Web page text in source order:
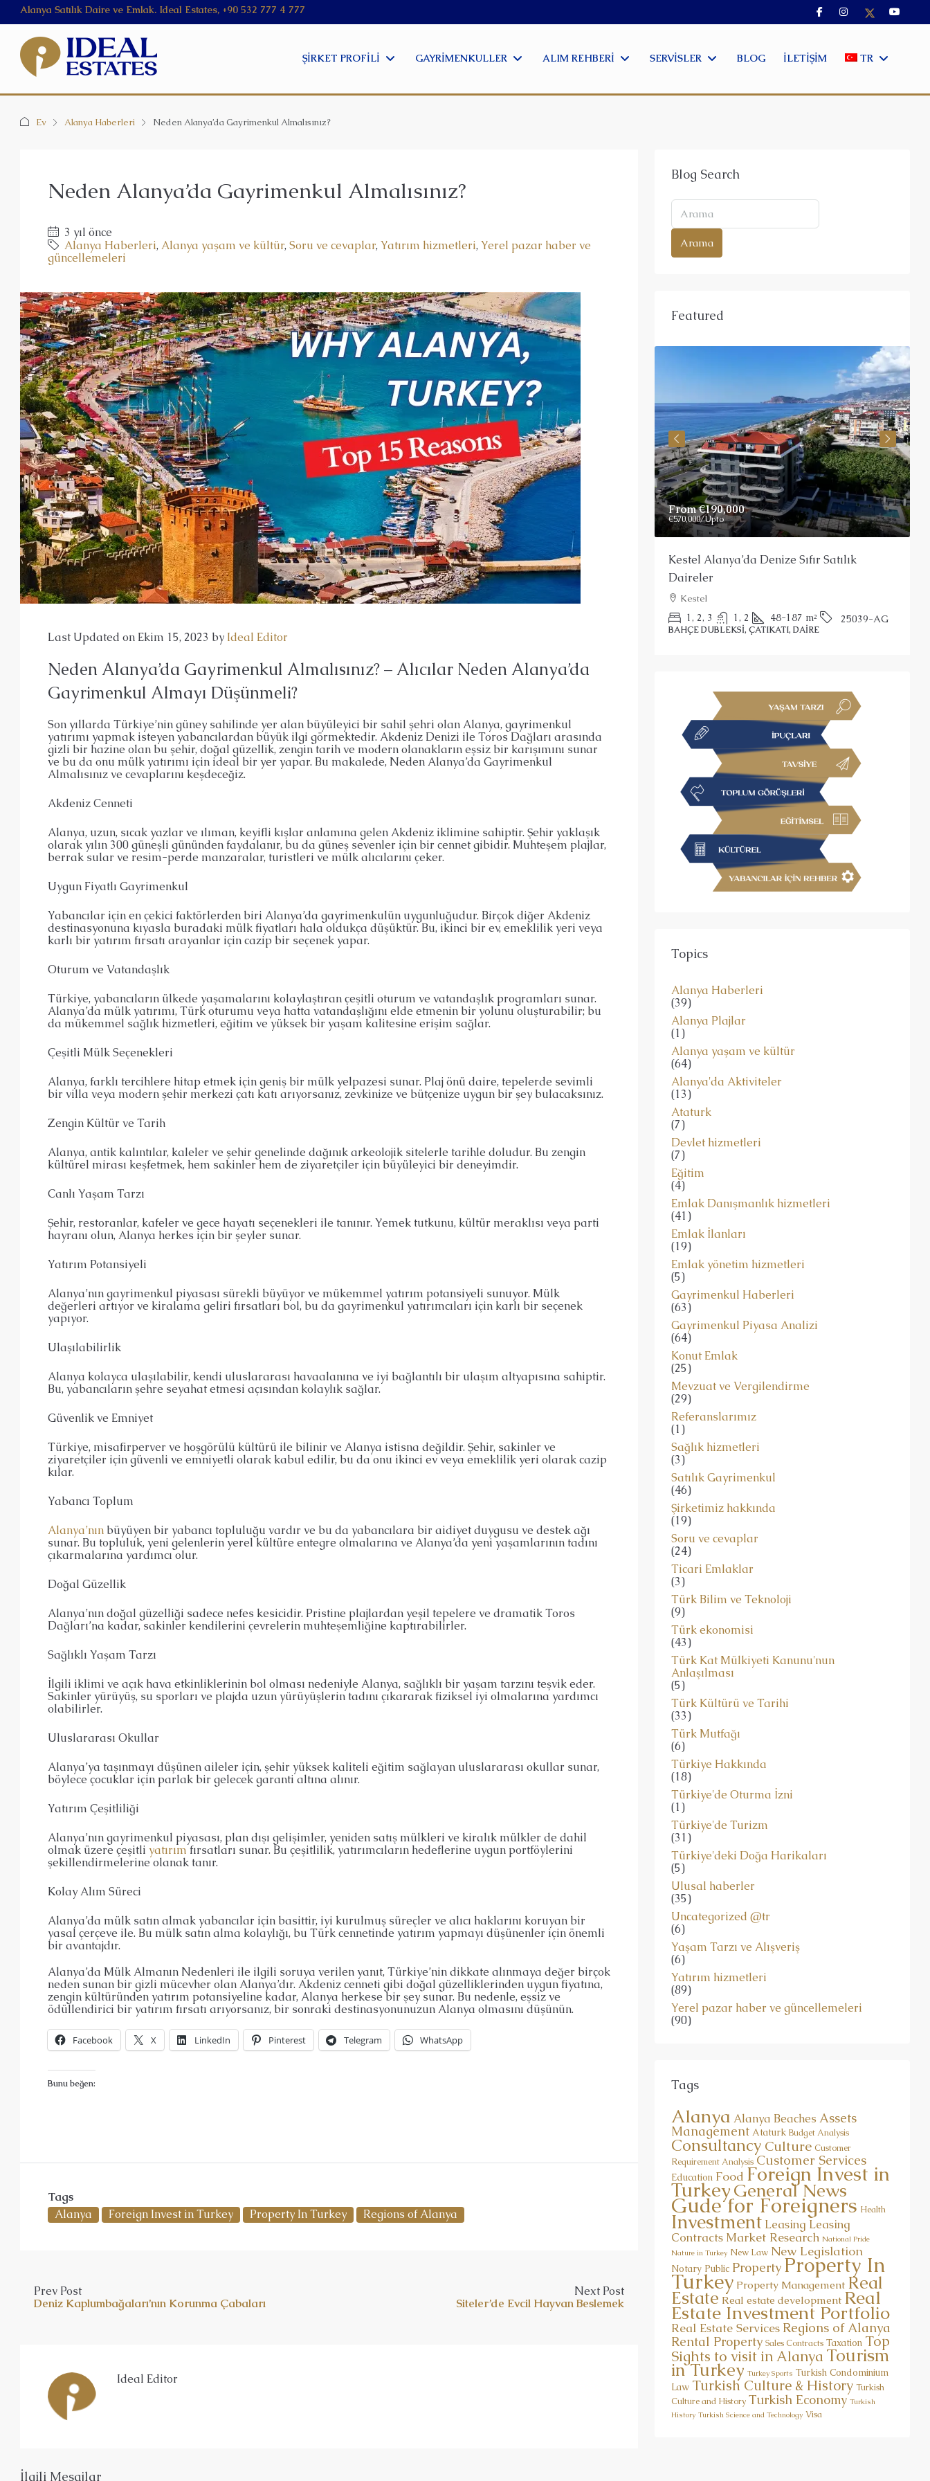
Alanya Satılık Daire ve Emlak. Ideal Estates, +90 532 777 4 777
ŞIRKET PROFILI GAYRIMENKULLER ALIM REHBERI SERVISLER BLOG İLETIŞIM TR
Ev Alanya Haberleri Neden Alanya’da Gayrimenkul Almalısınız?
Neden Alanya’da Gayrimenkul Almalısınız?
3 yıl önce
Alanya Haberleri, Alanya yaşam ve kültür, Soru ve cevaplar, Yatırım hizmetleri, Yerel pazar haber ve
güncellemeleri
Last Updated on Ekim 15, 2023 by Ideal Editor
Neden Alanya’da Gayrimenkul Almalısınız? – Alıcılar Neden Alanya’da
Gayrimenkul Almayı Düşünmeli?
Son yıllarda Türkiye’nin güney sahilinde yer alan büyüleyici bir sahil şehri olan Alanya, gayrimenkul
yatırımı yapmak isteyen yabancılardan büyük ilgi görmektedir. Akdeniz Denizi ile Toros Dağları arasında
gizli bir hazine olan bu şehir, doğal güzellik, zengin tarih ve modern olanakların eşsiz bir karışımını sunar
ve bu da onu mülk yatırımı için ideal bir yer yapar. Bu makalede, Neden Alanya’da Gayrimenkul
Almalısınız ve cevaplarını keşdeceğiz.
Akdeniz Cenneti
Alanya, uzun, sıcak yazlar ve ılıman, keyifli kışlar anlamına gelen Akdeniz iklimine sahiptir. Şehir yaklaşık
olarak yılın 300 güneşli gününden faydalanır, bu da güneş sevenler için bir cennet gibidir. Muhteşem plajlar,
berrak sular ve resim-perde manzaralar, turistleri ve mülk alıcılarını çeker.
Uygun Fiyatlı Gayrimenkul
Yabancılar için en çekici faktörlerden biri Alanya’da gayrimenkulün uygunluğudur. Birçok diğer Akdeniz
destinasyonuna kıyasla buradaki mülk fiyatları hala oldukça düşüktür. Bu, ikinci bir ev, emeklilik yeri veya
karlı bir yatırım fırsatı arayanlar için cazip bir seçenek yapar.
Oturum ve Vatandaşlık
Türkiye, yabancıların ülkede yaşamalarını kolaylaştıran çeşitli oturum ve vatandaşlık programları sunar.
Alanya’da mülk yatırımı, Türk oturumu veya hatta vatandaşlığını elde etmenin bir yolunu oluşturabilir; bu
da mükemmel sağlık hizmetleri, eğitim ve yüksek bir yaşam kalitesine erişim sağlar.
Çeşitli Mülk Seçenekleri
Alanya, farklı tercihlere hitap etmek için geniş bir mülk yelpazesi sunar. Plaj önü daire, tepelerde sevimli
bir villa veya modern şehir merkezi çatı katı arıyorsanız, zevkinize ve bütçenize uygun bir şey bulacaksınız.
Zengin Kültür ve Tarih
Alanya, antik kalıntılar, kaleler ve şehir genelinde dağınık arkeolojik sitelerle tarihle doludur. Bu zengin
kültürel mirası keşfetmek, hem sakinler hem de ziyaretçiler için büyüleyici bir deneyimdir.
Canlı Yaşam Tarzı
Şehir, restoranlar, kafeler ve gece hayatı seçenekleri ile tanınır. Yemek tutkunu, kültür meraklısı veya parti
hayranı olun, Alanya herkes için bir şeyler sunar.
Yatırım Potansiyeli
Alanya’nın gayrimenkul piyasası sürekli büyüyor ve mükemmel yatırım potansiyeli sunuyor. Mülk
değerleri artıyor ve kiralama geliri fırsatları bol, bu da gayrimenkul yatırımcıları için karlı bir seçenek
yapıyor.
Ulaşılabilirlik
Alanya kolayca ulaşılabilir, kendi uluslararası havaalanına ve iyi bağlantılı bir ulaşım altyapısına sahiptir.
Bu, yabancıların şehre seyahat etmesi açısından kolaylık sağlar.
Güvenlik ve Emniyet
Türkiye, misafirperver ve hoşgörülü kültürü ile bilinir ve Alanya istisna değildir. Şehir, sakinler ve
ziyaretçiler için güvenli ve emniyetli olarak kabul edilir, bu da onu ikinci ev veya emeklilik yeri olarak cazip
kılar.
Yabancı Toplum
Alanya’nın büyüyen bir yabancı topluluğu vardır ve bu da yabancılara bir aidiyet duygusu ve destek ağı
sunar. Bu topluluk, yeni gelenlerin yerel kültüre entegre olmalarına ve Alanya’da yeni yaşamlarının tadını
çıkarmalarına yardımcı olur.
Doğal Güzellik
Alanya’nın doğal güzelliği sadece nefes kesicidir. Pristine plajlardan yeşil tepelere ve dramatik Toros
Dağları’na kadar, sakinler kendilerini çevrelerin muhteşemliğine kaptırabilirler.
Sağlıklı Yaşam Tarzı
İlgili iklimi ve açık hava etkinliklerinin bol olması nedeniyle Alanya, sağlıklı bir yaşam tarzını teşvik eder.
Sakinler yürüyüş, su sporları ve plajda uzun yürüyüşlerin tadını çıkararak fiziksel iyi olmalarına yardımcı
olabilirler.
Uluslararası Okullar
Alanya’ya taşınmayı düşünen aileler için, şehir yüksek kaliteli eğitim sağlayan uluslararası okullar sunar,
böylece çocuklar için parlak bir gelecek garanti altına alınır.
Yatırım Çeşitliliği
Alanya’nın gayrimenkul piyasası, plan dışı gelişimler, yeniden satış mülkleri ve kiralık mülkler de dahil
olmak üzere çeşitli yatırımfırsatları sunar. Bu çeşitlilik, yatırımcıların hedeflerine uygun portföylerini
şekillendirmelerine olanak tanır.
Kolay Alım Süreci
Alanya’da mülk satın almak yabancılar için basittir, iyi kurulmuş süreçler ve alıcı haklarını koruyan bir
yasal çerçeve ile. Bu mülk satın alma kolaylığı, bu Türk cennetinde yatırım yapmayı düşünenler için önemli
bir avantajdır.
Alanya’da Mülk Almanın Nedenleri ile ilgili soruya verilen yanıt, Türkiye’nin dikkate alınmaya değer birçok
neden sunan bir gizli mücevher olan Alanya’dır. Akdeniz cenneti gibi doğal güzelliklerinden uygun fiyatına,
zengin kültüründen yatırım potansiyeline kadar, Alanya herkese bir şey sunar. Bu nedenle, eşsiz ve
ödüllendirici bir yatırım fırsatı arıyorsanız, bir sonraki destinasyonunuzun Alanya olmasını düşünün.
Facebook X LinkedIn Pinterest Telegram WhatsApp
Bunu beğen:
Tags
Alanya
Foreign Invest in Turkey Property In Turkey Regions of Alanya
Prev Post
Deniz Kaplumbağaları’nın Korunma Çabaları
Next Post
Siteler’de Evcil Hayvan Beslemek
Ideal Editor
İlgili Mesajlar
Blog Search
Arama
Featured
Dan başlar€1,370,000
€2,175,000 /Kadar
Bektaş-Alanya’da Lüks Villalar
Alanya
4 4 364-506 m² 23114-HC
Price on Request
Oba Alanya’da Satılık Lüks Daireler
Oba
1, 2, 3, 4
m²
From€190,000
€570,000/Upto
Kestel Alanya’da Denize Sıfır Satılık
Daireler
Kestel
1, 2, 3 1, 2 48-187 m² 25039-AG
BAHÇE DUBLEKSI, ÇATIKATI, DAIRE
Topics
Alanya Haberleri
(39)
Alanya Plajlar
(1)
Alanya yaşam ve kültür
(64)
Alanya'da Aktiviteler
(13)
Ataturk
(7)
Devlet hizmetleri
(7)
Eğitim
(4)
Emlak Danışmanlık hizmetleri
(41)
Emlak İlanları
(19)
Emlak yönetim hizmetleri
(5)
Gayrimenkul Haberleri
(63)
Gayrimenkul Piyasa Analizi
(64)
Konut Emlak
(25)
Mevzuat ve Vergilendirme
(29)
Referanslarımız
(1)
Sağlık hizmetleri
(3)
Satılık Gayrimenkul
(46)
Şirketimiz hakkında
(19)
Soru ve cevaplar
(24)
Ticari Emlaklar
(3)
Türk Bilim ve Teknoloji
(9)
Türk ekonomisi
(43)
Türk Kat Mülkiyeti Kanunu'nun
Anlaşılması
(5)
Türk Kültürü ve Tarihi
(33)
Türk Mutfağı
(6)
Türkiye Hakkında
(18)
Türkiye'de Oturma İzni
(1)
Türkiye'de Turizm
(31)
Türkiye'deki Doğa Harikaları
(5)
Ulusal haberler
(35)
Uncategorized @tr
(6)
Yaşam Tarzı ve Alışveriş
(6)
Yatırım hizmetleri
(89)
Yerel pazar haber ve güncellemeleri
(90)
Tags
Alanya Alanya Beaches Assets
Management Ataturk Budget Analysis
Consultancy Culture Customer
Requirement Analysis Customer Services
Education Food Foreign Invest in
TurkeyGeneral News
Gude for Foreigners Health
Investment Leasing Leasing
Contracts Market Research National Pride
Nature in Turkey New Law New Legislation
Notary Public Property Property In
Turkey Property Management Real
Estate Real estate development Real
Estate Investment Portfolio
Real Estate Services Regions of Alanya
Rental Property Sales Contracts Taxation Top
Sights to visit in Alanya Tourism
in Turkey Turkey Sports Turkish Condominium
Law Turkish Culture & History Turkish
Culture and History Turkish Economy Turkish
History Turkish Science and Technology Visa